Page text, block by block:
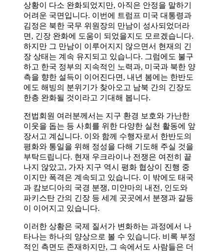
상황이 다소 완화되었지만, 아직은 안정을 말하기
어려운 국면입니다. 이번에 트럼프 미국 대통령과
김정은 북한 국무 위원장의 만남이 성사되었더라
면, 긴장 완화에 도움이 되었을지도 모르겠습니다.
하지만 그 만남이 이루어지지 않으면서 현재의 긴
장 상태는 계속 유지되고 있습니다. 그럼에도 불구
하고 한국 정부의 지속적인 노력과, 미국과 북한 양
측을 향한 설득이 이어진다면, 내년 봄에는 한반도
에도 해빙의 분위기가 찾아오고 남북 간의 긴장도
한층 완화될 것이라고 기대해 봅니다.
전법회원 여러분께서는 지구 환경 보호와 가난한
이웃을 돕는 등 사회를 위한 다양한 실천 활동에 앞
장서고 계십니다. 이와 함께 수행자로서 한반도의
평화와 통일을 위해 정성을 다해 기도해 주실 것을
부탁드립니다. 현재 우크라이나 전쟁은 여전히 끝
나지 않았고, 가자 지구 역시 평화 협상이 진행 중
이지만 폭격은 계속되고 있습니다. 이 밖에도 태국
과 캄보디아의 국경 분쟁, 미얀마의 내전, 인도와
파키스탄 간의 긴장 등 세계 곳곳에서 분쟁과 갈등
이 이어지고 있습니다.
이러한 상황은 국제 질서가 변화하는 과정에서 나
타나는 하나의 양상으로 볼 수 있습니다. 비록 부정
적인 측면도 존재하지만, 그 속에서도 사람들은 더